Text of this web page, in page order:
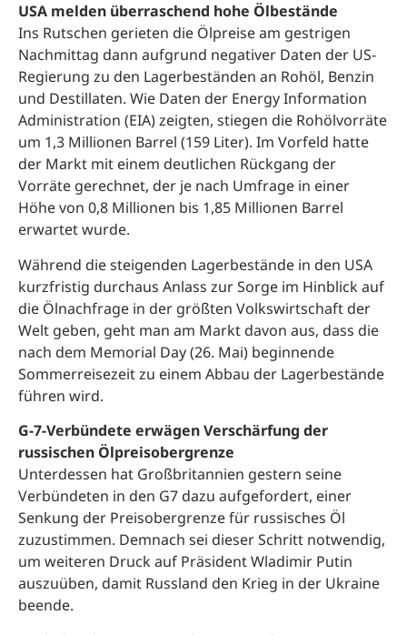
USA melden überraschend hohe Ölbestände
Ins Rutschen gerieten die Ölpreise am gestrigen
Nachmittag dann aufgrund negativer Daten der US-
Regierung zu den Lagerbeständen an Rohöl, Benzin
und Destillaten. Wie Daten der Energy Information
Administration (EIA) zeigten, stiegen die Rohölvorräte
um 1,3 Millionen Barrel (159 Liter). Im Vorfeld hatte
der Markt mit einem deutlichen Rückgang der
Vorräte gerechnet, der je nach Umfrage in einer
Höhe von 0,8 Millionen bis 1,85 Millionen Barrel
erwartet wurde.
Während die steigenden Lagerbestände in den USA
kurzfristig durchaus Anlass zur Sorge im Hinblick auf
die Ölnachfrage in der größten Volkswirtschaft der
Welt geben, geht man am Markt davon aus, dass die
nach dem Memorial Day (26. Mai) beginnende
Sommerreisezeit zu einem Abbau der Lagerbestände
führen wird.
G-7-Verbündete erwägen Verschärfung der
russischen Ölpreisobergrenze
Unterdessen hat Großbritannien gestern seine
Verbündeten in den G7 dazu aufgefordert, einer
Senkung der Preisobergrenze für russisches Öl
zuzustimmen. Demnach sei dieser Schritt notwendig,
um weiteren Druck auf Präsident Wladimir Putin
auszuüben, damit Russland den Krieg in der Ukraine
beende.